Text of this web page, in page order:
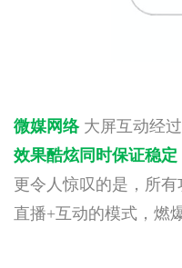
微媒网络 大屏互动经
效果酷炫同时保证稳定
更令人惊叹的是，所有
直播+互动的模式，燃